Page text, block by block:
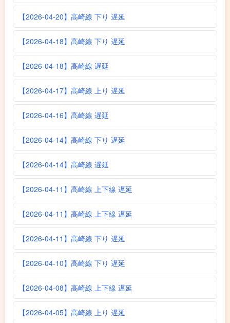
【2026-04-20】高崎線 下り 遅延
【2026-04-18】高崎線 下り 遅延
【2026-04-18】高崎線 遅延
【2026-04-17】高崎線 上り 遅延
【2026-04-16】高崎線 遅延
【2026-04-14】高崎線 下り 遅延
【2026-04-14】高崎線 遅延
【2026-04-11】高崎線 上下線 遅延
【2026-04-11】高崎線 上下線 遅延
【2026-04-11】高崎線 下り 遅延
【2026-04-10】高崎線 下り 遅延
【2026-04-08】高崎線 上下線 遅延
【2026-04-05】高崎線 上り 遅延